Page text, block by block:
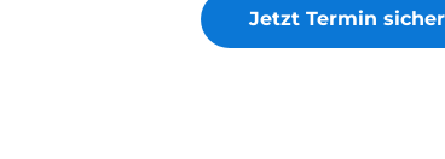
Jetzt Termin